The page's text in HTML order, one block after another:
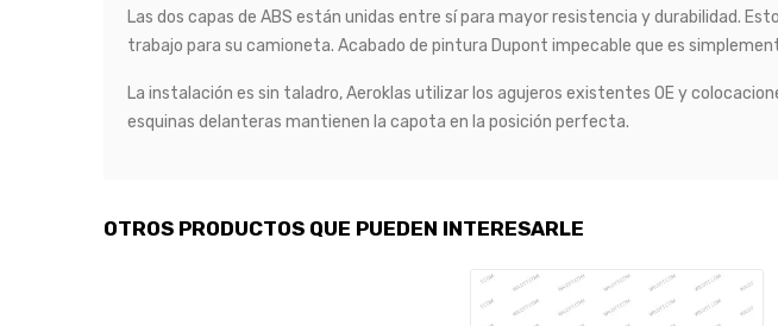
Las dos capas de ABS están unidas entre sí para mayor resistencia y durabilidad.
trabajo para su camioneta. Acabado de pintura Dupont impecable que es
La instalación es sin taladro, Aeroklas utilizar los agujeros existentes OE y
esquinas delanteras mantienen la capota en la posición perfecta.
OTROS PRODUCTOS QUE PUEDEN INTERESARLE